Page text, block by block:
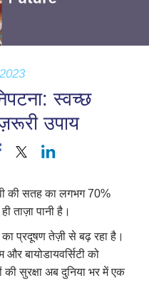
स्वच्छ
उपाय
की सतह का लगभग 70%
ताज़ा पानी है।
प्रदूषण तेज़ी से बढ़ रहा है।
बायोडायवर्सिटी को
सुरक्षा अब दुनिया भर में एक